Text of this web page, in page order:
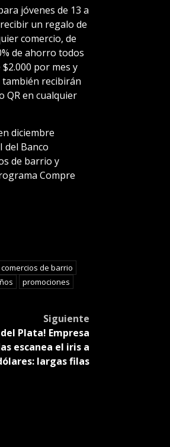
jóvenes de 13 a
un regalo de
comercio, de
de ahorro todos
por mes y
recibirán
QR en cualquier
diciembre
del Banco
de barrio y
Compre
comercios de barrio
promociones
Siguiente
Plata! Empresa
escanea el iris a
largas filas